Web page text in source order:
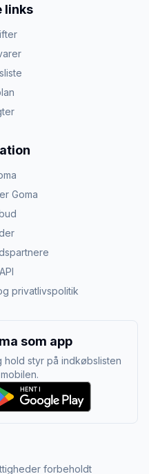
links
Goma
privatlivspolitik
som app
styr på indkøbslisten
forbeholdt